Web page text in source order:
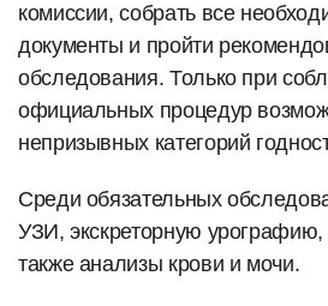
комиссии, собрать все
документы и пройти
обследования. Только при
официальных процедур
непризывных категорий
Среди обязательных
УЗИ, экскреторную
также анализы крови и мочи.